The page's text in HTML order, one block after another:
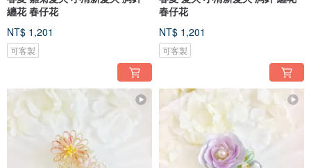
纏花 春仔花
NT$ 1,201
可客製
春仔花
NT$ 1,201
可客製